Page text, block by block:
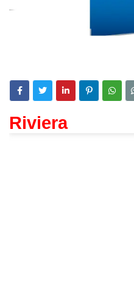
Riviera